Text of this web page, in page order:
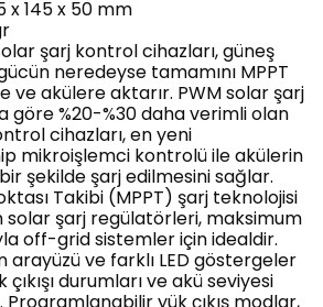
x 145 x 50 mm
şarj kontrol cihazları, güneş
neredeyse tamamını MPPT
ve akülere aktarır. PWM solar şarj
göre %20-%30 daha verimli olan
cihazları, en yeni
mikroişlemci kontrolü ile akülerin
şekilde şarj edilmesini sağlar.
Takibi (MPPT) şarj teknolojisi
solar şarj regülatörleri, maksimum
off-grid sistemler için idealdir.
arayüzü ve farklı LED göstergeler
durumları ve akü seviyesi